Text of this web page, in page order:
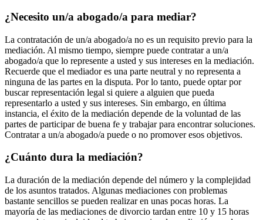
¿Necesito un/a abogado/a para mediar?
La contratación de un/a abogado/a no es un requisito previo para la
mediación. Al mismo tiempo, siempre puede contratar a un/a
abogado/a que lo represente a usted y sus intereses en la mediación.
Recuerde que el mediador es una parte neutral y no representa a
ninguna de las partes en la disputa. Por lo tanto, puede optar por
buscar representación legal si quiere a alguien que pueda
representarlo a usted y sus intereses. Sin embargo, en última
instancia, el éxito de la mediación depende de la voluntad de las
partes de participar de buena fe y trabajar para encontrar soluciones.
Contratar a un/a abogado/a puede o no promover esos objetivos.
¿Cuánto dura la mediación?
La duración de la mediación depende del número y la complejidad
de los asuntos tratados. Algunas mediaciones con problemas
bastante sencillos se pueden realizar en unas pocas horas. La
mayoría de las mediaciones de divorcio tardan entre 10 y 15 horas